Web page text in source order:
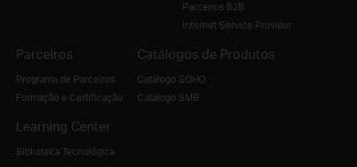
Parceiros B2B
Internet Service Provider
Parceiros
Programa de Parceiros
Formação e Certificação
Catálogos de Produtos
Catálogo SOHO
Catálogo SMB
Learning Center
Biblioteca Tecnológica